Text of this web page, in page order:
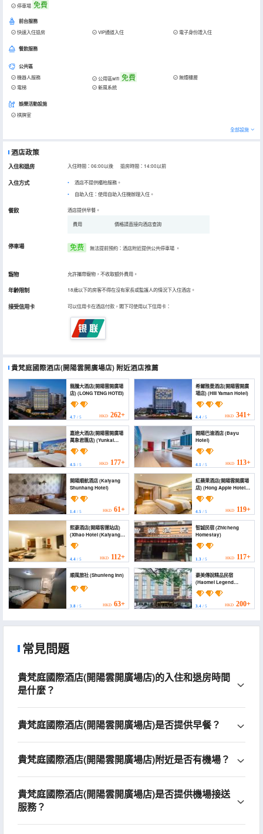
停車場 免費
前台服務
快速入住退房 VIP通道入住 電子身份證入住
餐飲服務
公共區
機器人服務 公用區wifi 免費
無煙樓層
電梯
新風系統
娛樂活動設施
棋牌室
全部設施
酒店政策
入住和退房 入住時間：06:00以後 退房時間：14:00以前
入住方式
酒店不提供櫃枱服務。
自助入住：使用自助入住機辦理入住。
餐飲 酒店提供早餐。
費用 價格請直接向酒店查詢
停車場 免费 無法提前預約：酒店附近提供公共停車場 。
寵物 允許攜帶寵物，不收取額外費用。
年齡限制 18歲以下的房客不得在沒有家長或監護人的情況下入住酒店。
接受信用卡 可以信用卡在酒店付款，閣下可使用以下信用卡：
貴梵庭國際酒店(開陽雲開廣場店) 附近酒店推薦
龍騰大酒店(開陽雲開廣場
店) (LONG TENG HOTEI)
4.7 / 5 HKD 262+
希爾雅曼酒店(開陽雲開廣
場店) (Hill Yaman Hotel)
4.4/ 5 HKD 341+
嘉途大酒店(開陽雲開廣場
萬象君匯店) (Yunkai
Business Hotel)
4.5 / 5 HKD 177+
開陽巴渝酒店 (Bayu
Hotel)
4.1/ 5 HKD 113+
開陽順航酒店 (Kaiyang
Shunhang Hotel)
1.4 / 5 HKD 61+
紅蘋果酒店(開陽雲開廣場
店) (Hong Apple Hotel
(Kaiyang Yunkai
Square))
4.5/ 5 HKD 119+
熙豪酒店(開陽客運站店)
(Xihao Hotel (Kaiyang
Bus Station))
4.4 / 5 HKD 112+
智誠民宿 (Zhicheng
Homestay)
1.3/ 5 HKD 117+
順風旅社 (Shunfeng Inn)
3.8 / 5 HKD 63+
豪美傳說精品民宿
(Haomei Legend
Boutique Hotel)
3.4/ 5 HKD 200+
常見問題
貴梵庭國際酒店(開陽雲開廣場店)的入住和退房時間
是什麼？
貴梵庭國際酒店(開陽雲開廣場店)是否提供早餐？
貴梵庭國際酒店(開陽雲開廣場店)附近是否有機場？
貴梵庭國際酒店(開陽雲開廣場店)是否提供機場接送
服務？